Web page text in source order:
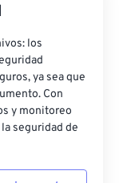
los
ya sea que
Con
y monitoreo
seguridad de